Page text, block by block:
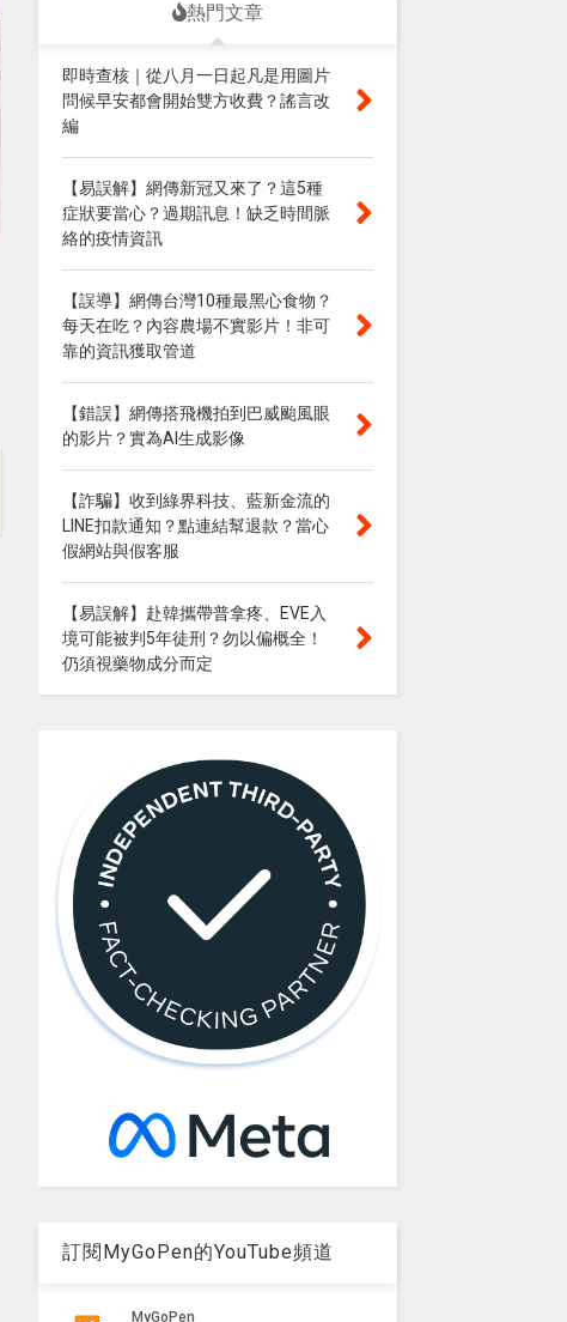
熱門文章
即時查核｜從八月一日起凡是用圖片
問候早安都會開始雙方收費？謠言改
編
【易誤解】網傳新冠又來了？這5種
症狀要當心？過期訊息！缺乏時間脈
絡的疫情資訊
【誤導】網傳台灣10種最黑心食物？
每天在吃？內容農場不實影片！非可
靠的資訊獲取管道
【錯誤】網傳搭飛機拍到巴威颱風眼
的影片？實為AI生成影像
【詐騙】收到綠界科技、藍新金流的
LINE扣款通知？點連結幫退款？當心
假網站與假客服
【易誤解】赴韓攜帶普拿疼、EVE入
境可能被判5年徒刑？勿以偏概全！
仍須視藥物成分而定
訂閱MyGoPen的YouTube頻道